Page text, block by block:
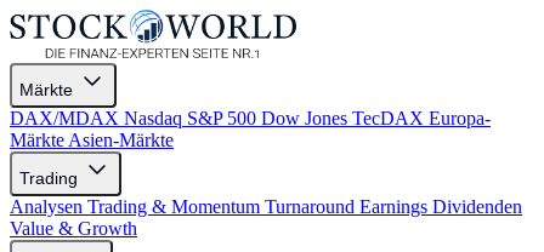
Märkte
DAX/MDAX Nasdaq S&P 500 Dow Jones TecDAX Europa-
Märkte Asien-Märkte
Trading
Analysen Trading & Momentum Turnaround Earnings Dividenden
Value & Growth